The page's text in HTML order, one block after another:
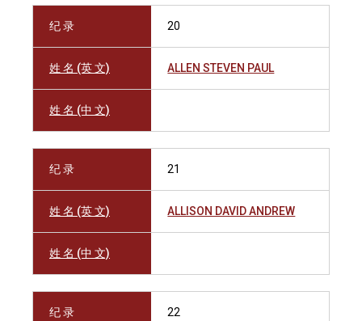
纪 录 20
姓 名 (英 文) ALLEN STEVEN PAUL
姓 名 (中 文)
纪 录 21
姓 名 (英 文) ALLISON DAVID ANDREW
姓 名 (中 文)
纪 录 22